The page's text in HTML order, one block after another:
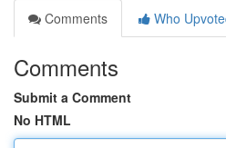
Comments
Who
Comments
Submit a Comment
No HTML